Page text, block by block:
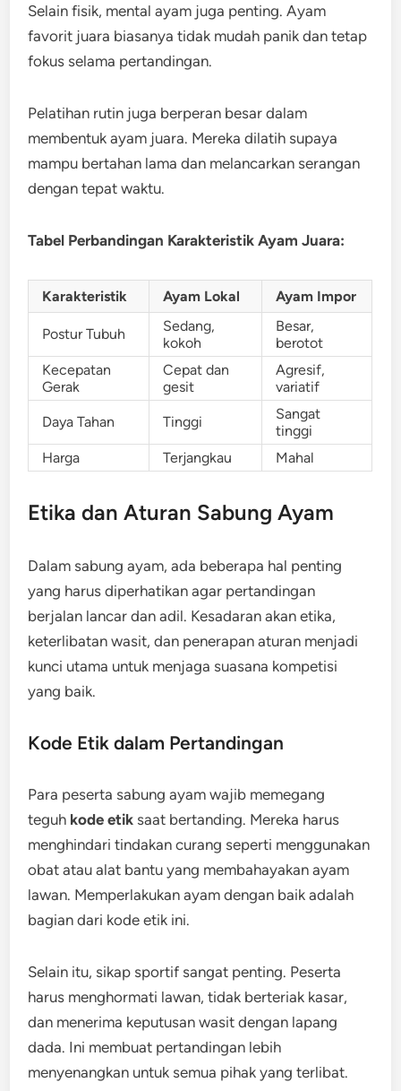
Selain fisik, mental ayam juga penting. Ayam
favorit juara biasanya tidak mudah panik dan tetap
fokus selama pertandingan.
Pelatihan rutin juga berperan besar dalam
membentuk ayam juara. Mereka dilatih supaya
mampu bertahan lama dan melancarkan serangan
dengan tepat waktu.
Tabel Perbandingan Karakteristik Ayam Juara:
Karakteristik Ayam Lokal Ayam Impor
Postur Tubuh
Sedang,
kokoh
Besar,
berotot
Kecepatan
Gerak
Cepat dan
gesit
Agresif,
variatif
Daya Tahan Tinggi
Sangat
tinggi
Harga
Terjangkau Mahal
Etika dan Aturan Sabung Ayam
Dalam sabung ayam, ada beberapa hal penting
yang harus diperhatikan agar pertandingan
berjalan lancar dan adil. Kesadaran akan etika,
keterlibatan wasit, dan penerapan aturan menjadi
kunci utama untuk menjaga suasana kompetisi
yang baik.
Kode Etik dalam Pertandingan
Para peserta sabung ayam wajib memegang
teguh kode etik saat bertanding. Mereka harus
menghindari tindakan curang seperti menggunakan
obat atau alat bantu yang membahayakan ayam
lawan. Memperlakukan ayam dengan baik adalah
bagian dari kode etik ini.
Selain itu, sikap sportif sangat penting. Peserta
harus menghormati lawan, tidak berteriak kasar,
dan menerima keputusan wasit dengan lapang
dada. Ini membuat pertandingan lebih
menyenangkan untuk semua pihak yang terlibat.